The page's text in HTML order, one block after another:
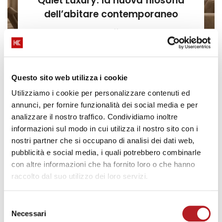
Questo sito web utilizza i cookie
Utilizziamo i cookie per personalizzare contenuti ed
annunci, per fornire funzionalità dei social media e per
analizzare il nostro traffico. Condividiamo inoltre
informazioni sul modo in cui utilizza il nostro sito con i
nostri partner che si occupano di analisi dei dati web,
pubblicità e social media, i quali potrebbero combinarle
con altre informazioni che ha fornito loro o che hanno
raccolto dal suo utilizzo dei loro servizi.
delNecessari
dell’abitare contemporaneo
Korus
TENDENZE
Infissi scorrevoli e continuità tra
interno ed esterno: il trend